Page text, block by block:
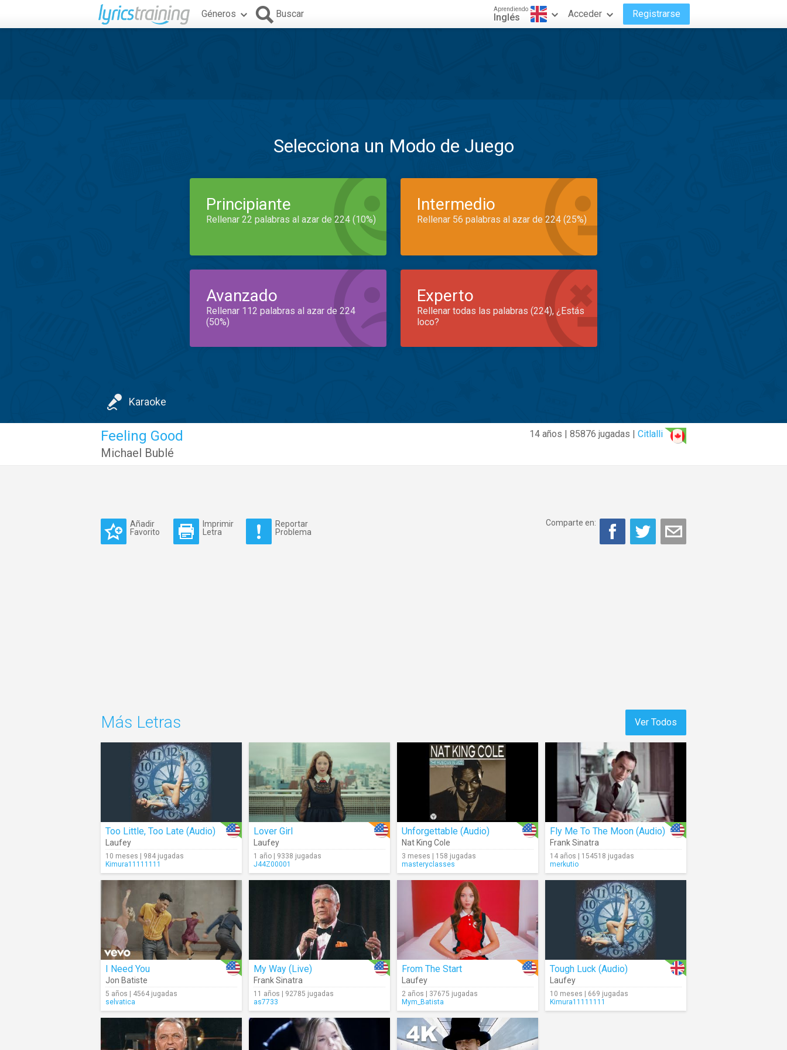
Géneros Buscar Aprendiendo
Inglés Acceder Registrarse
Selecciona un Modo de Juego
Principiante
Rellenar 22 palabras al azar de 224 (10%)
Intermedio
Rellenar 56 palabras al azar de 224 (25%)
Avanzado
Rellenar 112 palabras al azar de 224
(50%)
Experto
Rellenar todas las palabras (224), ¿Estás
loco?
Karaoke
14 años | 85876 jugadas | Citlalli
Feeling Good
Michael Bublé
Añadir
Favorito
Imprimir
Letra
Reportar
Problema
Comparte en:
Ver Todos
Más Letras
Too Little, Too Late (Audio)
Laufey
10 meses | 984 jugadas
Kimura11111111
Lover Girl
Laufey
1 año | 9338 jugadas
J44Z00001
Unforgettable (Audio)
Nat King Cole
3 meses | 158 jugadas
masteryclasses
Fly Me To The Moon (Audio)
Frank Sinatra
14 años | 154518 jugadas
merkutio
I Need You
Jon Batiste
5 años | 4564 jugadas
selvatica
My Way (Live)
Frank Sinatra
11 años | 92785 jugadas
as7733
From The Start
Laufey
2 años | 37675 jugadas
Mym_Batista
Tough Luck (Audio)
Laufey
10 meses | 669 jugadas
Kimura11111111